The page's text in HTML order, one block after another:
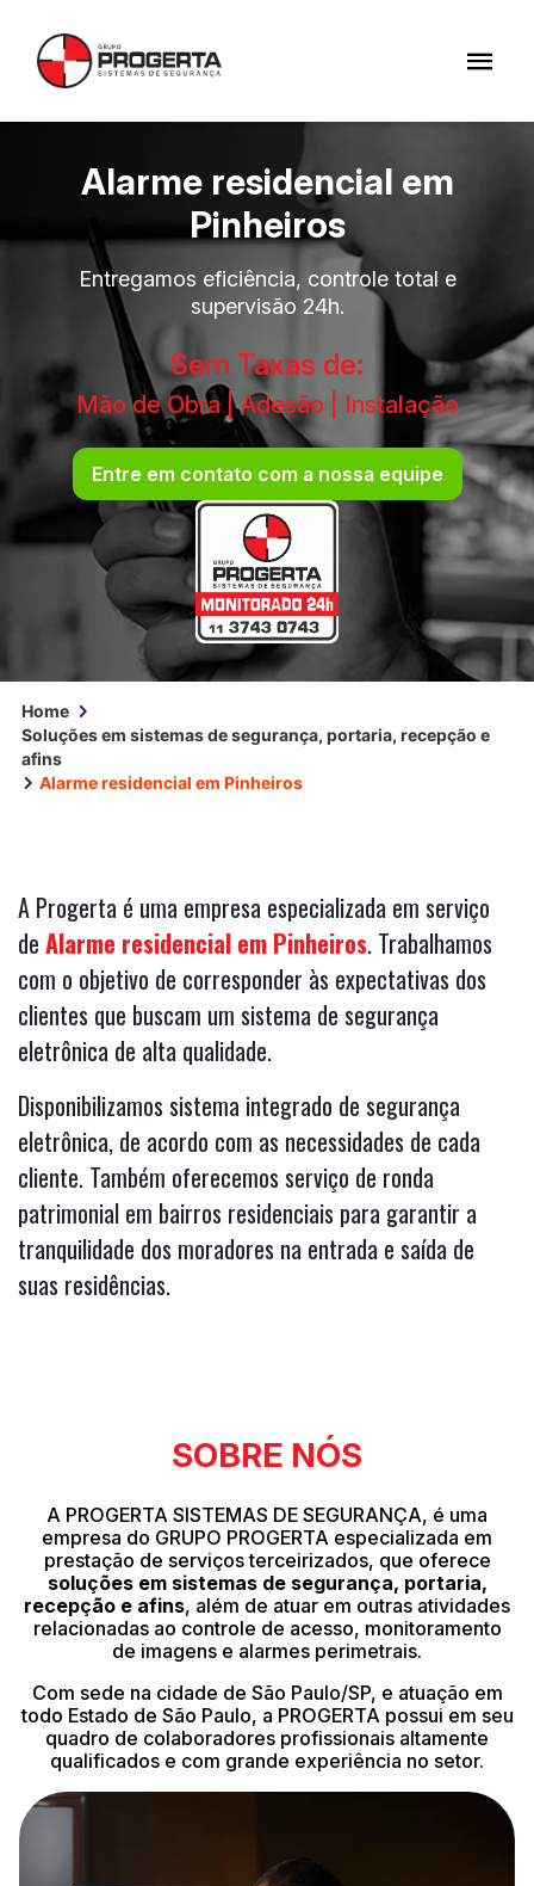
Alarme residencial em
Pinheiros
Entregamos eficiência, controle total e
supervisão 24h.
Sem Taxas de:
Mão de Obra | Adesão | Instalação
Entre em contato com a nossa equipe
Home
Soluções em sistemas de segurança, portaria, recepção e
afins
Alarme residencial em Pinheiros
A Progerta é uma empresa especializada em serviço
de Alarme residencial em Pinheiros. Trabalhamos
com o objetivo de corresponder às expectativas dos
clientes que buscam um sistema de segurança
eletrônica de alta qualidade.
Disponibilizamos sistema integrado de segurança
eletrônica, de acordo com as necessidades de cada
cliente. Também oferecemos serviço de ronda
patrimonial em bairros residenciais para garantir a
tranquilidade dos moradores na entrada e saída de
suas residências.
SOBRE NÓS
A PROGERTA SISTEMAS DE SEGURANÇA, é uma
empresa do GRUPO PROGERTA especializada em
prestação de serviços terceirizados, que oferece
soluções em sistemas de segurança, portaria,
recepção e afins, além de atuar em outras atividades
relacionadas ao controle de acesso, monitoramento
de imagens e alarmes perimetrais.
Com sede na cidade de São Paulo/SP, e atuação em
todo Estado de São Paulo, a PROGERTA possui em seu
quadro de colaboradores profissionais altamente
qualificados e com grande experiência no setor.